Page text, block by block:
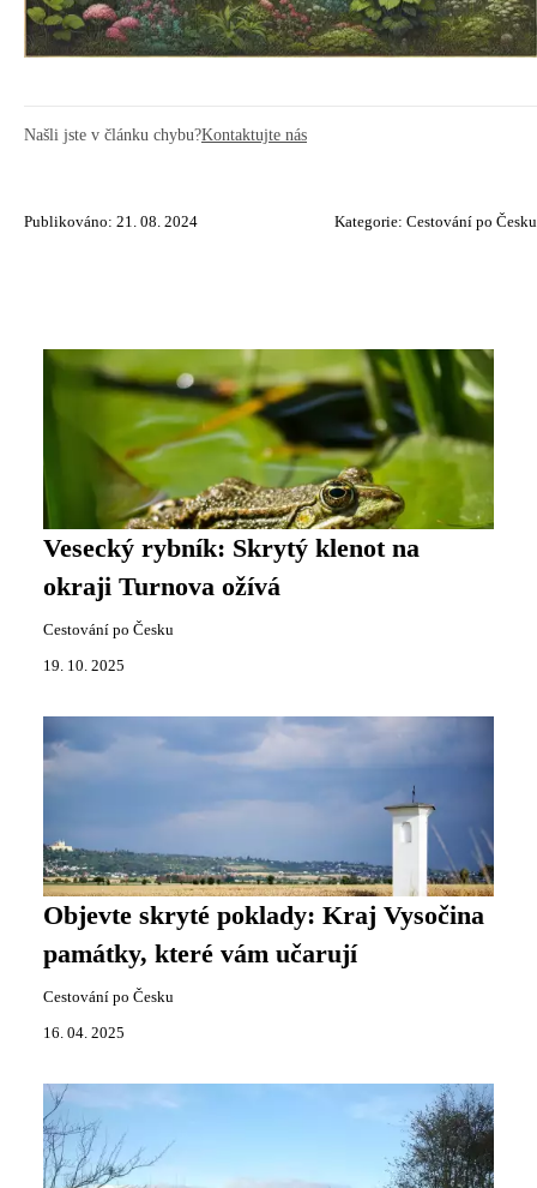
Našli jste v článku chybu?Kontaktujte nás
Publikováno: 21. 08. 2024 Kategorie: Cestování po Česku
Vesecký rybník: Skrytý klenot na
okraji Turnova ožívá
Cestování po Česku
19. 10. 2025
Objevte skryté poklady: Kraj Vysočina
památky, které vám učarují
Cestování po Česku
16. 04. 2025